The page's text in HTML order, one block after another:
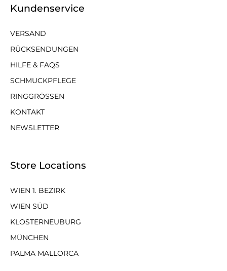
Kundenservice
VERSAND
RÜCKSENDUNGEN
HILFE & FAQS
SCHMUCKPFLEGE
RINGGRÖSSEN
KONTAKT
NEWSLETTER
Store Locations
WIEN 1. BEZIRK
WIEN SÜD
KLOSTERNEUBURG
MÜNCHEN
PALMA MALLORCA